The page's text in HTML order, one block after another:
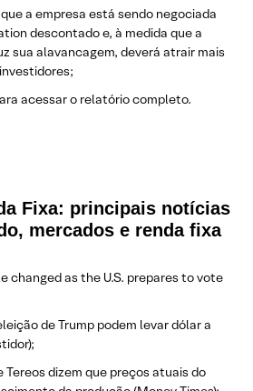
a empresa está sendo negociada
descontado e, à medida que a
sua alavancagem, deverá atrair mais
acessar o relatório completo.
Fixa: principais notícias
mercados e renda fixa
changed as the U.S. prepares to vote
de Trump podem levar dólar a
Tereos dizem que preços atuais do